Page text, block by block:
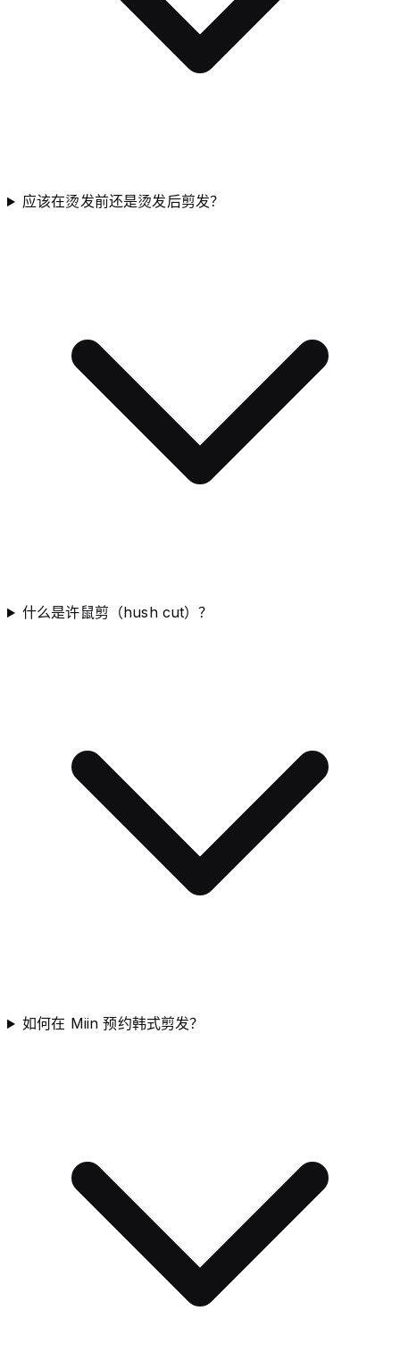
应该在烫发前还是烫发后剪发？
什么是许鼠剪（hush cut）？
如何在 Miin 预约韩式剪发？